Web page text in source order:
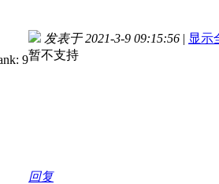
发表于 2021-3-9 09:15:56 | 显示
暂不支持
回复